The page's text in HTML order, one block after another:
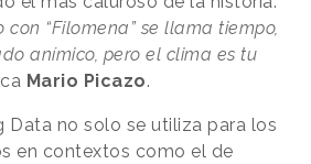
con “Filomena” se llama tiempo,
anímico, pero el clima es tu
Mario Picazo.
Data no solo se utiliza para los
en contextos como el de